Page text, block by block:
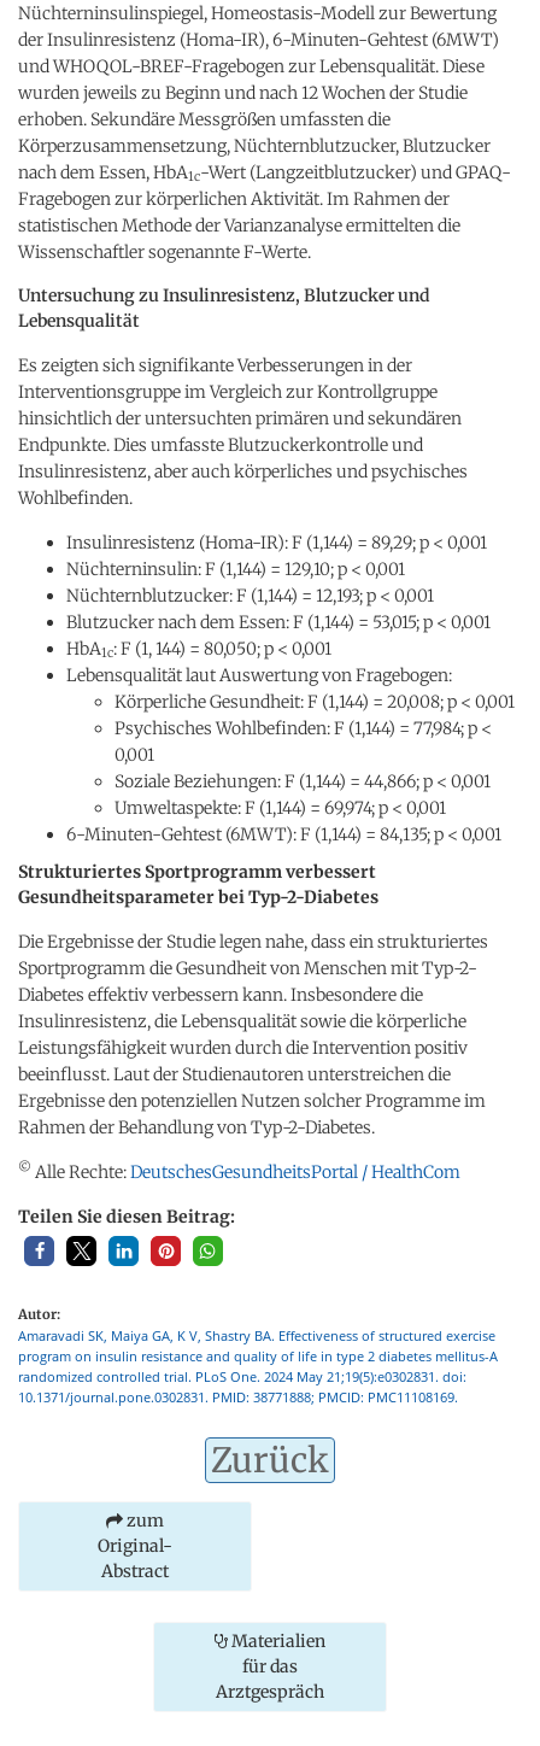
Nüchterninsulinspiegel, Homeostasis-Modell zur Bewertung
der Insulinresistenz (Homa-IR), 6-Minuten-Gehtest (6MWT)
und WHOQOL-BREF-Fragebogen zur Lebensqualität. Diese
wurden jeweils zu Beginn und nach 12 Wochen der Studie
erhoben. Sekundäre Messgrößen umfassten die
Körperzusammensetzung, Nüchternblutzucker, Blutzucker
nach dem Essen, HbA1c-Wert (Langzeitblutzucker) und GPAQ-
Fragebogen zur körperlichen Aktivität. Im Rahmen der
statistischen Methode der Varianzanalyse ermittelten die
Wissenschaftler sogenannte F-Werte.
Untersuchung zu Insulinresistenz, Blutzucker und
Lebensqualität
Es zeigten sich signifikante Verbesserungen in der
Interventionsgruppe im Vergleich zur Kontrollgruppe
hinsichtlich der untersuchten primären und sekundären
Endpunkte. Dies umfasste Blutzuckerkontrolle und
Insulinresistenz, aber auch körperliches und psychisches
Wohlbefinden.
Insulinresistenz (Homa-IR): F (1,144) = 89,29; p < 0,001
Nüchterninsulin: F (1,144) = 129,10; p < 0,001
Nüchternblutzucker: F (1,144) = 12,193; p < 0,001
Blutzucker nach dem Essen: F (1,144) = 53,015; p < 0,001
HbA1c: F (1, 144) = 80,050; p < 0,001
Lebensqualität laut Auswertung von Fragebogen:
Körperliche Gesundheit: F (1,144) = 20,008; p < 0,001
Psychisches Wohlbefinden: F (1,144) = 77,984; p <
0,001
Soziale Beziehungen: F (1,144) = 44,866; p < 0,001
Umweltaspekte: F (1,144) = 69,974; p < 0,001
6-Minuten-Gehtest (6MWT): F (1,144) = 84,135; p < 0,001
Strukturiertes Sportprogramm verbessert
Gesundheitsparameter bei Typ-2-Diabetes
Die Ergebnisse der Studie legen nahe, dass ein strukturiertes
Sportprogramm die Gesundheit von Menschen mit Typ-2-
Diabetes effektiv verbessern kann. Insbesondere die
Insulinresistenz, die Lebensqualität sowie die körperliche
Leistungsfähigkeit wurden durch die Intervention positiv
beeinflusst. Laut der Studienautoren unterstreichen die
Ergebnisse den potenziellen Nutzen solcher Programme im
Rahmen der Behandlung von Typ-2-Diabetes.
© Alle Rechte:DeutschesGesundheitsPortal / HealthCom
Teilen Sie diesen Beitrag:
Autor:
Amaravadi SK, Maiya GA, K V, Shastry BA. Effectiveness of structured exercise
program on insulin resistance and quality of life in type 2 diabetes mellitus-A
randomized controlled trial. PLoS One. 2024 May 21;19(5):e0302831. doi:
10.1371/journal.pone.0302831. PMID: 38771888; PMCID: PMC11108169.
Zurück
zum
Original-
Abstract
Materialien
für das
Arztgespräch